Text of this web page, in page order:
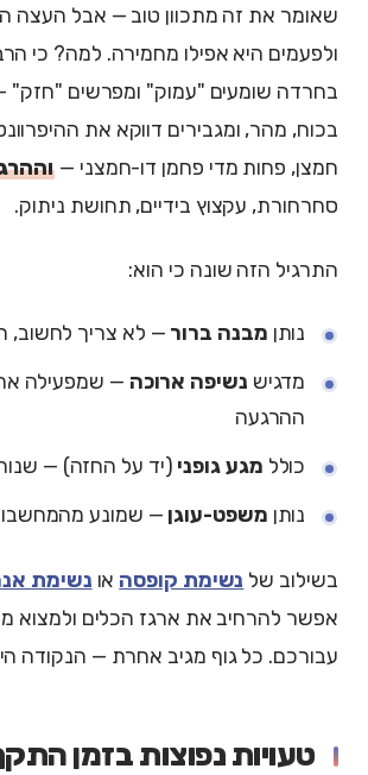
שאומר את זה מתכוון טוב — אבל העצה
ולפעמים היא אפילו מחמירה. למה? כי
בחרדה שומעים "עמוק" ומפרשים "חזק"
בכוח, מהר, ומגבירים דווקא את
חמצן, פחות מדי פחמן דו-חמצני —
סחרחורת, עקצוץ בידיים, תחושת ניתוק.
התרגיל הזה שונה כי הוא:
נותן מבנה ברור — לא צריך לחשוב,
מדגיש נשיפה ארוכה — שמפעילה
ההרגעה
כולל מגע גופני (יד על החזה) —
נותן משפט-עוגן — שמונע
בשילוב של נשימת קופסה או נשימת
אפשר להרחיב את ארגז הכלים ולמצוא
עבורכם. כל גוף מגיב אחרת — הנקודה
טעויות נפוצות בזמן